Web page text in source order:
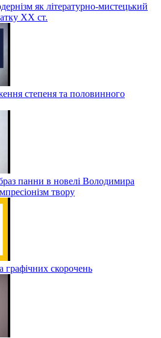
як літературно-мистецький
XX ст.
степеня та половинного
панни в новелі Володимира
твору
графічних скорочень